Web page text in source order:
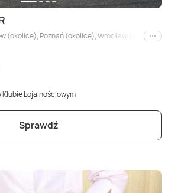
(okolice), Poznań (okolice), Wrocław (okolice),
i inne
Klubie Lojalnościowym
Sprawdź